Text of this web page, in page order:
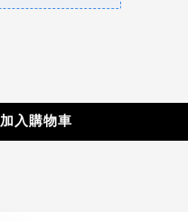
加入購物車